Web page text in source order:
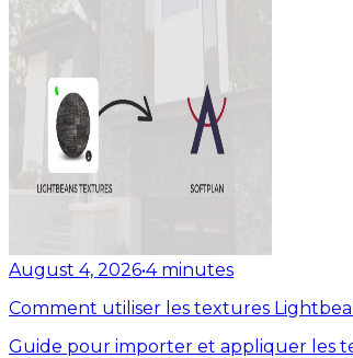
August 4, 2026•4 minutes
Comment utiliser les textures
Guide pour importer et appliquer les